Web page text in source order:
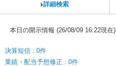
詳細検索
本日の開示情報 (26/08/09 16:22現在)
決算短信 : 0件
業績・配当予想修正 : 0件